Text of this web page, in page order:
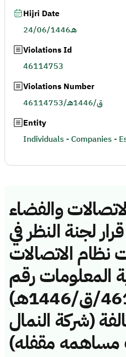
والفضاء
لجنة النظر في
نظام الاتصالات
المعلومات رقم
(46114753/ق/1446هـ)
(شركة النمال
مساهمه مقفله)
Hijri Date
24/06/1446هـ
Violations Id
46114753
Violations Number
46114753/ق/1446هـ
Entity
Individuals - Companies -